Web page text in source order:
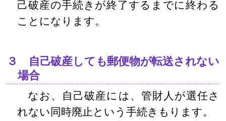
己破産の手続きが終了するまでに終わる
ことになります。
３ 自己破産しても郵便物が転送されない
場合
なお、自己破産には、管財人が選任さ
れない同時廃止という手続きもります。